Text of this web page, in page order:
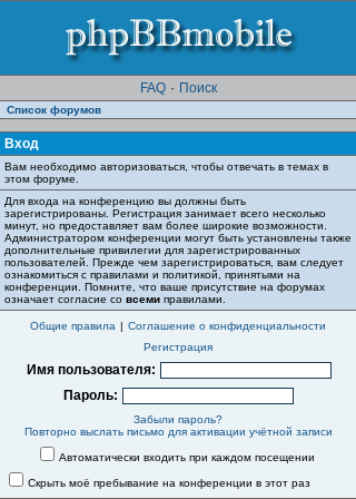
FAQ · Поиск
Список форумов
Вход
Вам необходимо авторизоваться, чтобы отвечать в темах в
этом форуме.
Для входа на конференцию вы должны быть
зарегистрированы. Регистрация занимает всего несколько
минут, но предоставляет вам более широкие возможности.
Администратором конференции могут быть установлены также
дополнительные привилегии для зарегистрированных
пользователей. Прежде чем зарегистрироваться, вам следует
ознакомиться с правилами и политикой, принятыми на
конференции. Помните, что ваше присутствие на форумах
означает согласие со всеми правилами.
Общие правила | Соглашение о конфиденциальности
Регистрация
Имя пользователя:
Пароль:
Забыли пароль?
Повторно выслать письмо для активации учётной записи
Автоматически входить при каждом посещении
Скрыть моё пребывание на конференции в этот раз